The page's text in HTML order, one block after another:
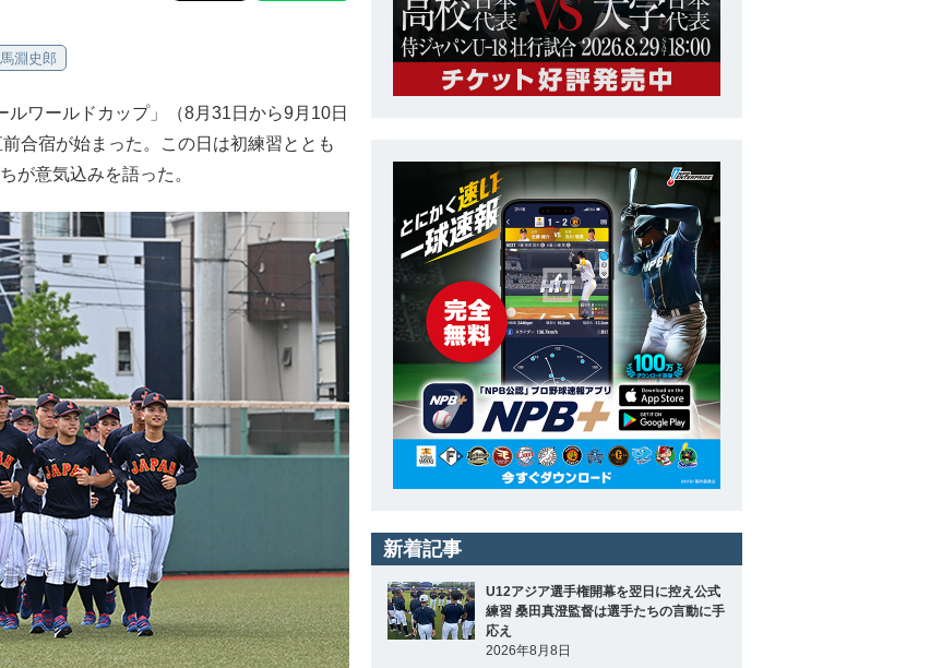
馬淵史郎
ワールドカップ」（8月31日から9月10日
合宿が始まった。この日は初練習ととも
が意気込みを語った。
新着記事
U12アジア選手権開幕を翌日に控え公式
練習 桑田真澄監督は選手たちの言動に手
応え
2026年8月8日